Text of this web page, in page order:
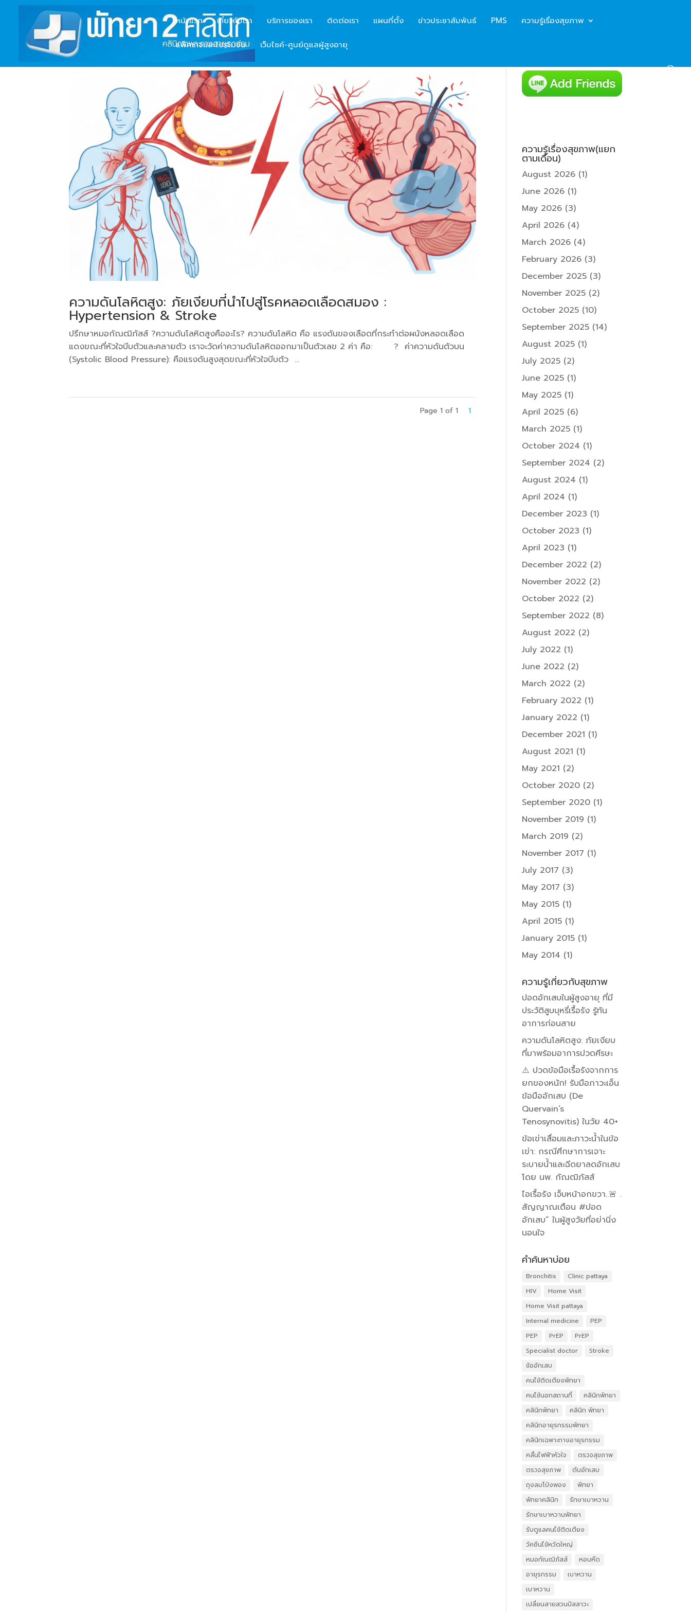
หน้าแรก เกี่ยวกับเรา บริการของเรา ติดต่อเรา แผนที่ตั้ง ข่าวประชาสัมพันธ์ PMS ความรู้เรื่องสุขภาพ
แพ็คเกจและโปรโมชั่น เว็บไซค์-ศูนย์ดูแลผู้สูงอายุ
ความดันโลหิตสูง: ภัยเงียบที่นำไปสู่โรคหลอดเลือดสมอง :
Hypertension & Stroke
ปรึกษาหมอกัณฒิภัสส์ ?ความดันโลหิตสูงคืออะไร? ความดันโลหิต คือ แรงดันของเลือดที่กระทำต่อผนังหลอดเลือด
แดงขณะที่หัวใจบีบตัวและคลายตัว เราจะวัดค่าความดันโลหิตออกมาเป็นตัวเลข 2 ค่า คือ: ? ค่าความดันตัวบน
(Systolic Blood Pressure): คือแรงดันสูงสุดขณะที่หัวใจบีบตัว ...
Page 1 of 1 1
ความรู้เรื่องสุขภาพ(แยก
ตามเดือน)
August 2026 (1)
June 2026 (1)
May 2026 (3)
April 2026 (4)
March 2026 (4)
February 2026 (3)
December 2025 (3)
November 2025 (2)
October 2025 (10)
September 2025 (14)
August 2025 (1)
July 2025 (2)
June 2025 (1)
May 2025 (1)
April 2025 (6)
March 2025 (1)
October 2024 (1)
September 2024 (2)
August 2024 (1)
April 2024 (1)
December 2023 (1)
October 2023 (1)
April 2023 (1)
December 2022 (2)
November 2022 (2)
October 2022 (2)
September 2022 (8)
August 2022 (2)
July 2022 (1)
June 2022 (2)
March 2022 (2)
February 2022 (1)
January 2022 (1)
December 2021 (1)
August 2021 (1)
May 2021 (2)
October 2020 (2)
September 2020 (1)
November 2019 (1)
March 2019 (2)
November 2017 (1)
July 2017 (3)
May 2017 (3)
May 2015 (1)
April 2015 (1)
January 2015 (1)
May 2014 (1)
ความรู้เกี่ยวกับสุขภาพ
ปอดอักเสบในผู้สูงอายุ ที่มี
ประวัติสูบบุหรี่เรื้อรัง รู้ทัน
อาการก่อนสาย
ความดันโลหิตสูง: ภัยเงียบ
ที่มาพร้อมอาการปวดศีรษะ
⚠️ ปวดข้อมือเรื้อรังจากการ
ยกของหนัก! รับมือภาวะเอ็น
ข้อมืออักเสบ (De
Quervain’s
Tenosynovitis) ในวัย 40+
ข้อเข่าเสื่อมและภาวะน้ำในข้อ
เข่า: กรณีศึกษาการเจาะ
ระบายน้ำและฉีดยาลดอักเสบ
โดย นพ. กัณฒิภัสส์
ไอเรื้อรัง เจ็บหน้าอกขวา..🚨 .
สัญญาณเตือน #ปอด
อักเสบ” ในผู้สูงวัยที่อย่านิ่ง
นอนใจ
คำค้นหาบ่อย
Bronchitis
Clinic pattaya
HIV
Home Visit
Home Visit pattaya
Internal medicine
PEP
PEP
PrEP
PrEP
Specialist doctor
Stroke
ข้ออักเสบ
คนไข้ติดเตียงพัทยา
คนไข้นอกสถานที่
คลินิกพัทยา
คลินิกพัทยา
คลินิก พัทยา
คลินิกอายุรกรรมพัทยา
คลินิกเฉพาะทางอายุรกรรม
คลื่นไฟฟ้าหัวใจ
ตรวจสุขภาพ
ตรวจสุขภาพ
ตับอักเสบ
ถุงลมโป่งพอง
พัทยา
พัทยาคลินิก
รักษาเบาหวาน
รักษาเบาหวานพัทยา
รับดูแลคนไข้ติดเตียง
วัคซีนไข้หวัดใหญ่
หมอกัณฒิภัสส์
หอบหืด
อายุรกรรม
เบาหวาน
เบาหวาน
เปลี่ยนสายสวนปัสสาวะ